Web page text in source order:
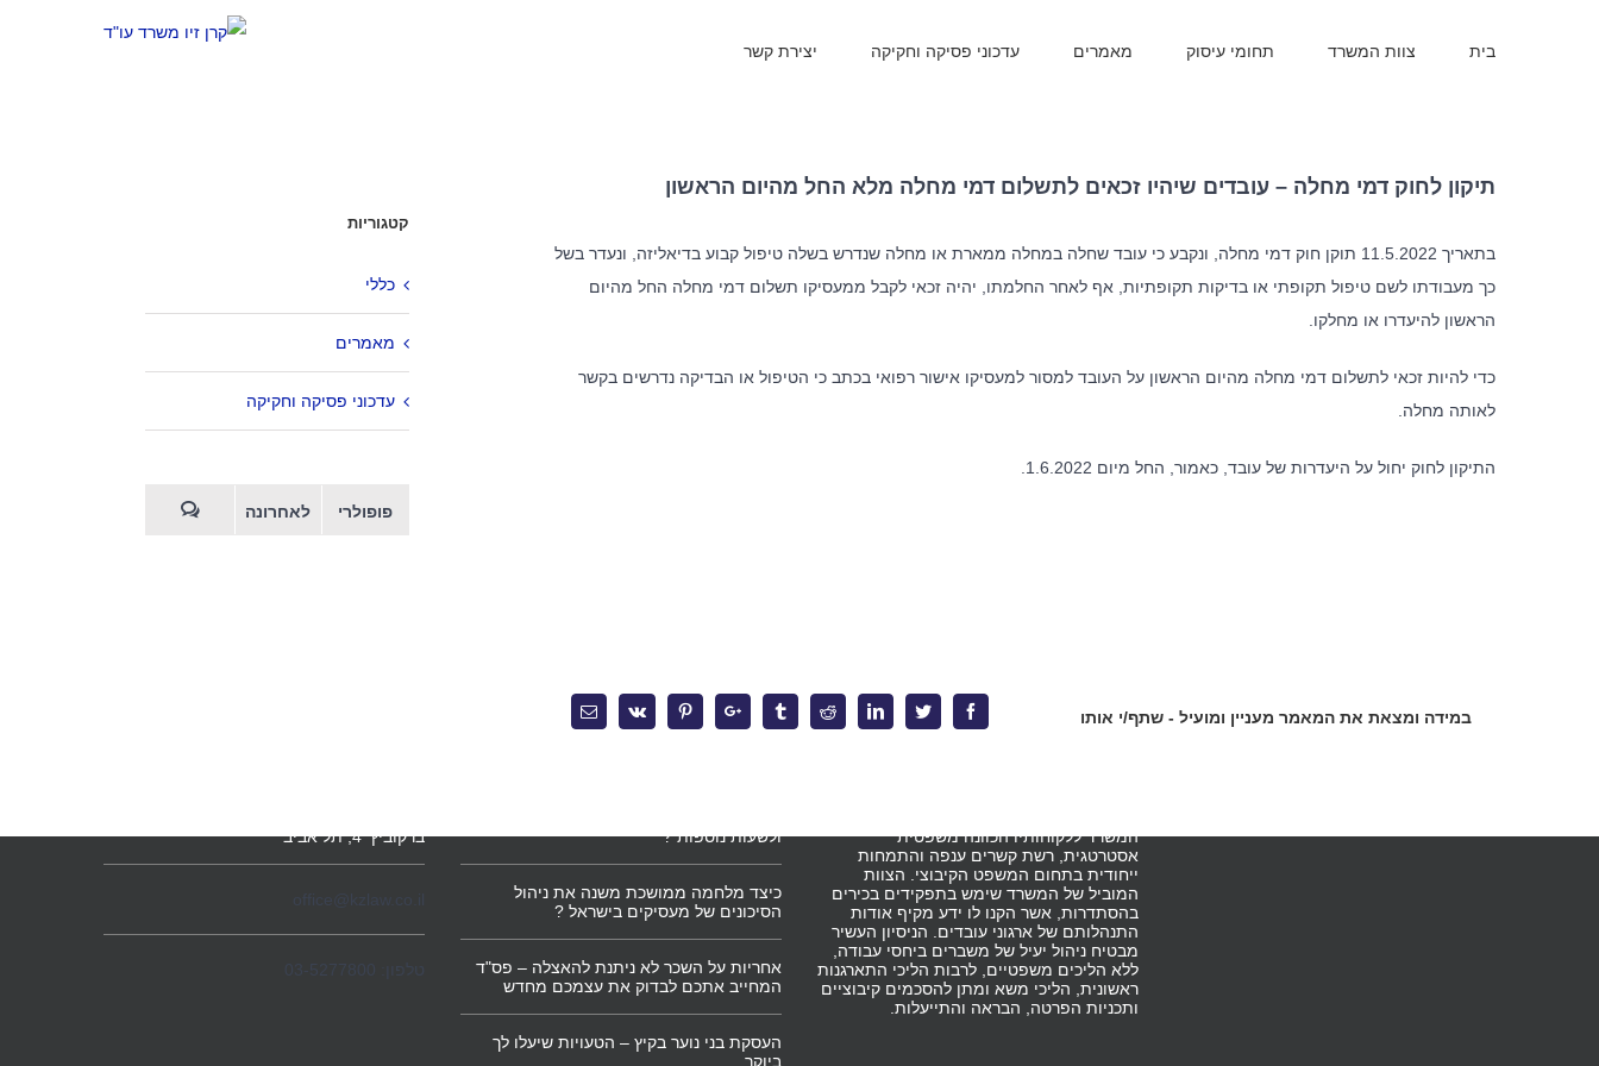
בית צוות המשרד תחומי עיסוק מאמרים עדכוני פסיקה וחקיקה יצירת קשר
תיקון לחוק דמי מחלה – עובדים שיהיו זכאים לתשלום דמי מחלה מלא החל מהיום הראשון
בתאריך 11.5.2022 תוקן חוק דמי מחלה, ונקבע כי עובד שחלה במחלה ממארת או מחלה שנדרש בשלה טיפול קבוע בדיאליזה, ונעדר בשל
כך מעבודתו לשם טיפול תקופתי או בדיקות תקופתיות, אף לאחר החלמתו, יהיה זכאי לקבל ממעסיקו תשלום דמי מחלה החל מהיום
הראשון להיעדרו או מחלקו.
כדי להיות זכאי לתשלום דמי מחלה מהיום הראשון על העובד למסור למעסיקו אישור רפואי בכתב כי הטיפול או הבדיקה נדרשים בקשר
לאותה מחלה.
התיקון לחוק יחול על היעדרות של עובד, כאמור, החל מיום 1.6.2022.
במידה ומצאת את המאמר מעניין ומועיל - שתף/י אותו Facebook
Twitter
Linkedin
Reddit
Tumblr
Google+
Pinterest
Vk
Email
קטגוריות
כללי
מאמרים
עדכוני פסיקה וחקיקה
פופולרי לאחרונה
המשרד ללקוחותיו הכוונה משפטית
אסטרטגית, רשת קשרים ענפה והתמחות
ייחודית בתחום המשפט הקיבוצי. הצוות
המוביל של המשרד שימש בתפקידים בכירים
בהסתדרות, אשר הקנו לו ידע מקיף אודות
התנהלותם של ארגוני עובדים. הניסיון העשיר
מבטיח ניהול יעיל של משברים ביחסי עבודה,
ללא הליכים משפטיים, לרבות הליכי התארגנות
ראשונית, הליכי משא ומתן להסכמים קיבוציים
ותכניות הפרטה, הבראה והתייעלות.
ולשעות נוספות ?
כיצד מלחמה ממושכת משנה את ניהול
הסיכונים של מעסיקים בישראל ?
אחריות על השכר לא ניתנת להאצלה – פס"ד
המחייב אתכם לבדוק את עצמכם מחדש
העסקת בני נוער בקיץ – הטעויות שיעלו לך
ביוקר
ברקוביץ' 4, תל אביב
office@kzlaw.co.il
טלפון: 03-5277800